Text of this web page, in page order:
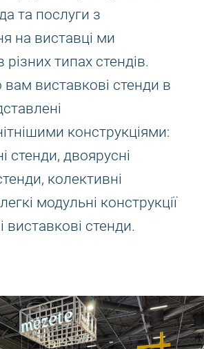
та послуги з
на виставці ми
різних типах стендів.
виставкові стенди в
конструкціями:
стенди, двоярусні
колективні
модульні конструкції
виставкові стенди.